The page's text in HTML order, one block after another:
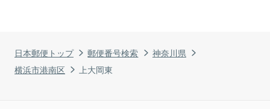
日本郵便トップ 郵便番号検索
神奈川県
横浜市港南区
上大岡東